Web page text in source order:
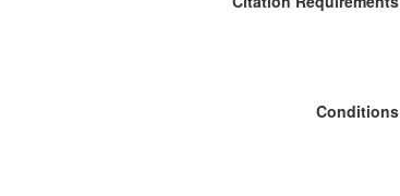
Conditions